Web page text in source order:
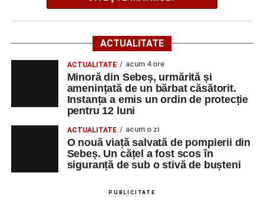
Poliția Municipiului Sebeș a fost sesizată, prin SNUAU
112, în jurul orei 20:41, cu privire la producerea
evenimentului rutier.
Din primele cercetări efectuate la fața locului, polițiștii au
stabilit că o femeie de 29 de ani, din municipiul Sebeș,
care conducea un autoturism pe direcția Șugag – Sebeș,
a intrat în coliziune cu un alt autoturism, condus
regulamentar din sens opus, respectiv Sebeș – Șugag, de
un bărbat de 62 de ani, din orașul Petrila, județul
În urma impactului, ambii conducători auto, precum și
ACTUALITATE
ACTUALITATE acum 4 ore
Minoră din Sebeș, urmărită și
amenințată de un bărbat căsătorit.
Instanța a emis un ordin de protecție
pentru 12 luni
ACTUALITATE acum o zi
O nouă viață salvată de pompierii din
Sebeș. Un cățel a fost scos în
siguranță de sub o stivă de bușteni
PUBLICITATE